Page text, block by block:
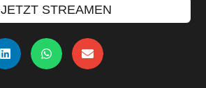
JETZT STREAMEN